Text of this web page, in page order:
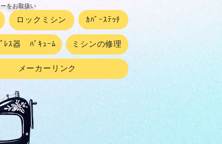
ロックミシン ｶﾊﾞｰｽﾃｯﾁ
ﾚｽ器 ﾊﾞｷｭｰﾑ ミシンの修理
メーカーリンク
をお取扱い